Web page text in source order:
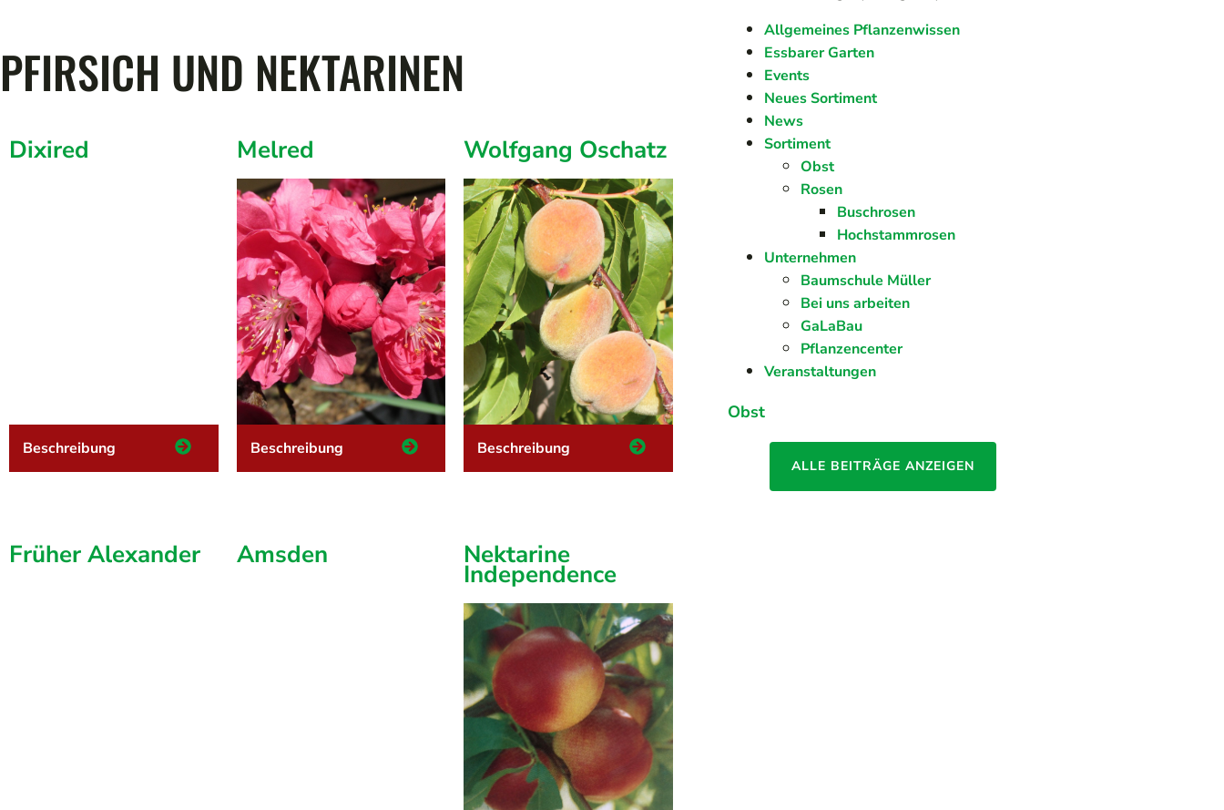
PFIRSICH UND NEKTARINEN
Dixired
Beschreibung
Melred
Beschreibung
Wolfgang Oschatz
Beschreibung
Früher Alexander Amsden Nektarine
Independence
Allgemeines Pflanzenwissen
Essbarer Garten
Events
Neues Sortiment
News
Sortiment
Obst
Rosen
Buschrosen
Hochstammrosen
Unternehmen
Baumschule Müller
Bei uns arbeiten
GaLaBau
Pflanzencenter
Veranstaltungen
Obst
ALLE BEITRÄGE ANZEIGEN